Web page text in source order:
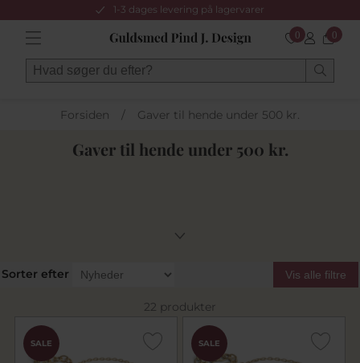
1-3 dages levering på lagervarer
0 0
Forsiden / Gaver til hende under 500 kr.
Gaver til hende under 500 kr.
Sorter efter Vis alle filtre
22 produkter
SALE SALE